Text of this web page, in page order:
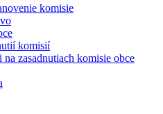
komisie
komisií
zasadnutiach komisie obce